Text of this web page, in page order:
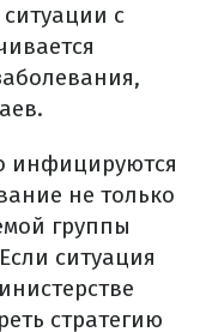
с
инфицируются
не только
группы
ситуация
стратегию